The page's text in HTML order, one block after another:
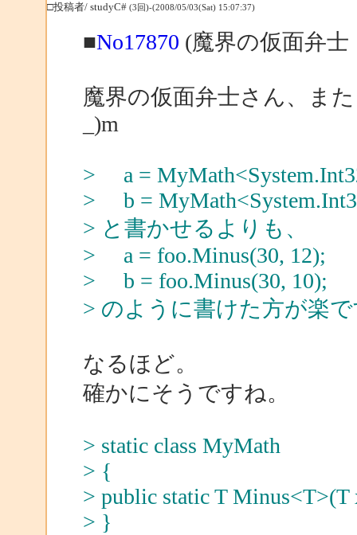
□投稿者/ studyC# (3回)-(2008/05/03(Sat) 15:07:37)
■No17870 (魔界の仮面弁
魔界の仮面弁士さん、ま
_)m
> a =
> b =
> と書かせるよりも、
> a = foo.Minus(30, 12);
> b = foo.Minus(30, 10);
> のように書けた方が楽
なるほど。
確かにそうですね。
> static class MyMath
> {
> public static T
> }